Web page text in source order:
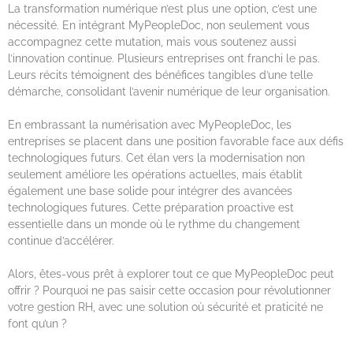
La transformation numérique n’est plus une option, c’est une
nécessité. En intégrant MyPeopleDoc, non seulement vous
accompagnez cette mutation, mais vous soutenez aussi
l’innovation continue. Plusieurs entreprises ont franchi le pas.
Leurs récits témoignent des bénéfices tangibles d’une telle
démarche, consolidant l’avenir numérique de leur organisation.
En embrassant la numérisation avec MyPeopleDoc, les
entreprises se placent dans une position favorable face aux défis
technologiques futurs. Cet élan vers la modernisation non
seulement améliore les opérations actuelles, mais établit
également une base solide pour intégrer des avancées
technologiques futures. Cette préparation proactive est
essentielle dans un monde où le rythme du changement
continue d’accélérer.
Alors, êtes-vous prêt à explorer tout ce que MyPeopleDoc peut
offrir ? Pourquoi ne pas saisir cette occasion pour révolutionner
votre gestion RH, avec une solution où sécurité et praticité ne
font qu’un ?